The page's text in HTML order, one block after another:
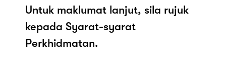
Untuk maklumat lanjut, sila rujuk
kepada Syarat-syarat
Perkhidmatan.